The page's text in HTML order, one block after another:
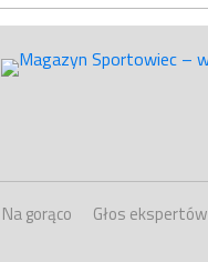
Na gorąco Głos ekspertów